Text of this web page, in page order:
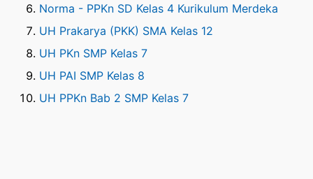
Norma - PPKn SD Kelas 4 Kurikulum Merdeka
UH Prakarya (PKK) SMA Kelas 12
UH PKn SMP Kelas 7
UH PAI SMP Kelas 8
UH PPKn Bab 2 SMP Kelas 7